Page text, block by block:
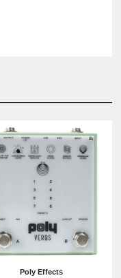
Poly Effects